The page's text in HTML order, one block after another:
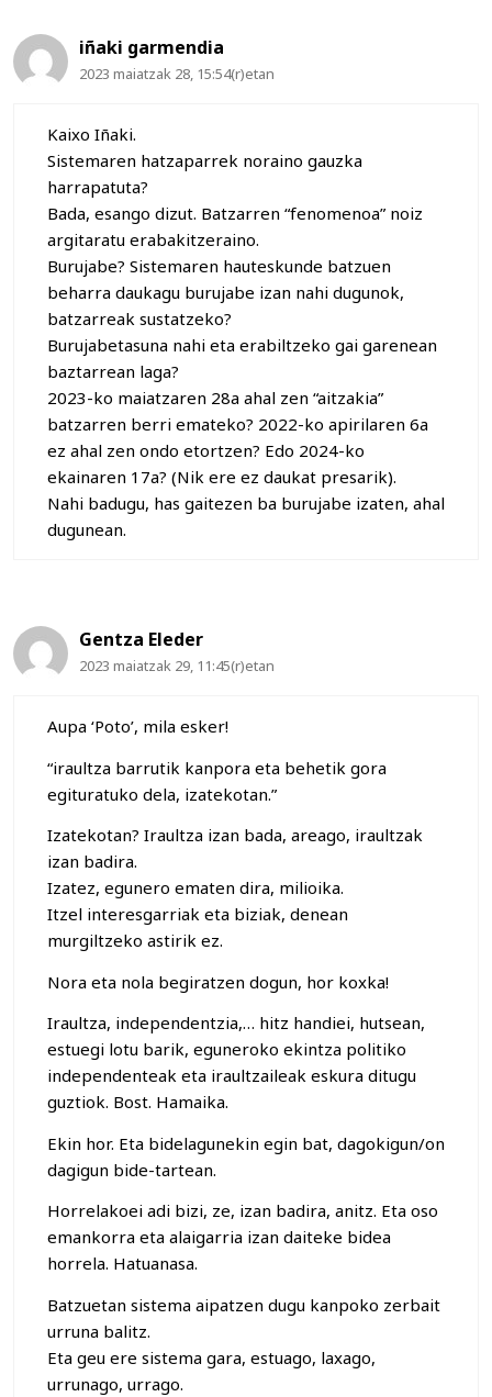
iñaki garmendia
2023 maiatzak 28, 15:54(r)etan
Kaixo Iñaki.
Sistemaren hatzaparrek noraino gauzka
harrapatuta?
Bada, esango dizut. Batzarren “fenomenoa” noiz
argitaratu erabakitzeraino.
Burujabe? Sistemaren hauteskunde batzuen
beharra daukagu burujabe izan nahi dugunok,
batzarreak sustatzeko?
Burujabetasuna nahi eta erabiltzeko gai garenean
baztarrean laga?
2023-ko maiatzaren 28a ahal zen “aitzakia”
batzarren berri emateko? 2022-ko apirilaren 6a
ez ahal zen ondo etortzen? Edo 2024-ko
ekainaren 17a? (Nik ere ez daukat presarik).
Nahi badugu, has gaitezen ba burujabe izaten, ahal
dugunean.
Gentza Eleder
2023 maiatzak 29, 11:45(r)etan
Aupa ‘Poto’, mila esker!
“iraultza barrutik kanpora eta behetik gora
egituratuko dela, izatekotan.”
Izatekotan? Iraultza izan bada, areago, iraultzak
izan badira.
Izatez, egunero ematen dira, milioika.
Itzel interesgarriak eta biziak, denean
murgiltzeko astirik ez.
Nora eta nola begiratzen dogun, hor koxka!
Iraultza, independentzia,… hitz handiei, hutsean,
estuegi lotu barik, eguneroko ekintza politiko
independenteak eta iraultzaileak eskura ditugu
guztiok. Bost. Hamaika.
Ekin hor. Eta bidelagunekin egin bat, dagokigun/on
dagigun bide-tartean.
Horrelakoei adi bizi, ze, izan badira, anitz. Eta oso
emankorra eta alaigarria izan daiteke bidea
horrela. Hatuanasa.
Batzuetan sistema aipatzen dugu kanpoko zerbait
urruna balitz.
Eta geu ere sistema gara, estuago, laxago,
urrunago, urrago.